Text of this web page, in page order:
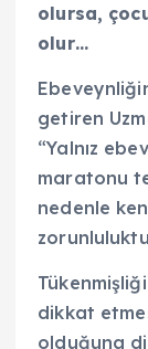
olursa,
olur…
getiren
“Yalnız
maratonu
nedenle
dikkat
olduğuna